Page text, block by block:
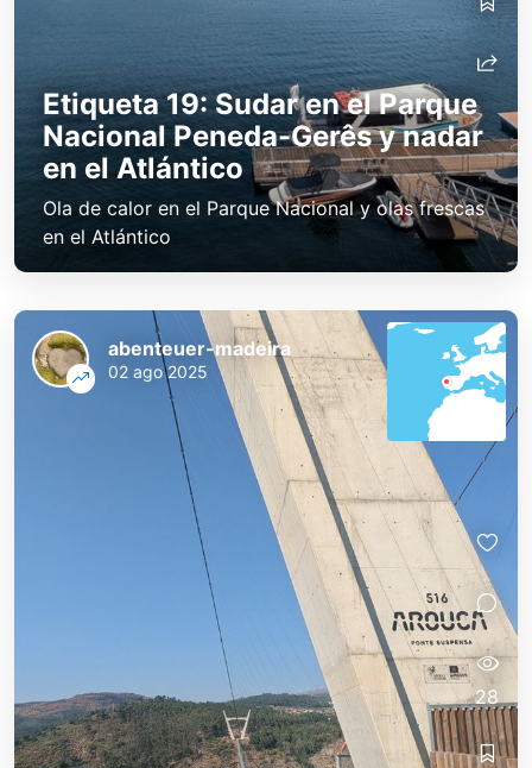
Etiqueta 19: Sudar en el Parque
Nacional Peneda-Gerês y nadar
en el Atlántico
Ola de calor en el Parque Nacional y olas frescas
en el Atlántico
abenteuer-madeira
02 ago 2025
28